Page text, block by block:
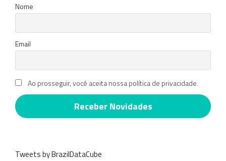
Nome
Email
Ao prosseguir, você aceita nossa política de privacidade.
Tweets by BrazilDataCube